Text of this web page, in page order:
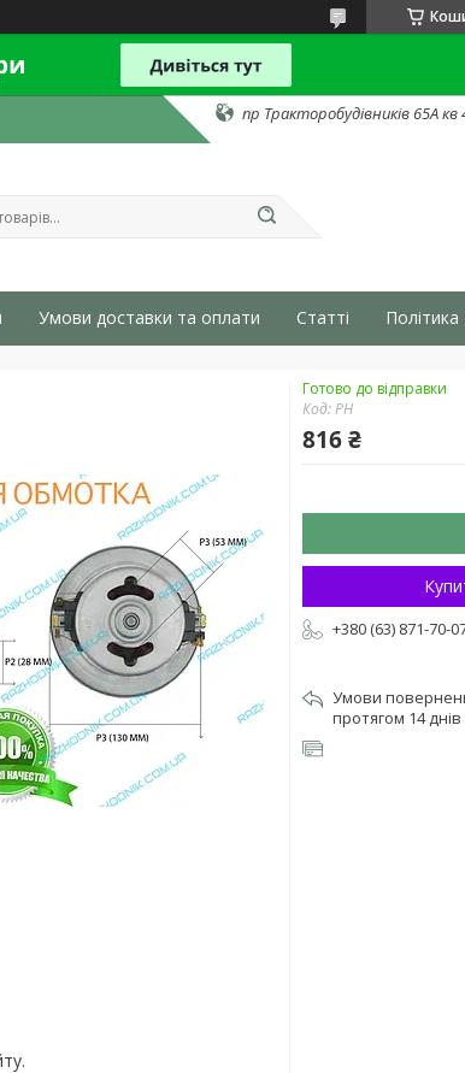
пр Тракторобудівників 65А кв
Умови доставки та оплати Статті
Готово до відправки
Код:PH
816 ₴
+380 (63) 871-70-
протягом 14 днів